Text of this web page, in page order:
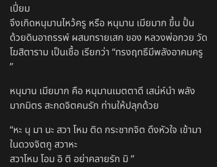
เปี่ยม
จึงเกิดหนุมานไหว้ครู หรือ หนุมาน เมียมาก ขึ้น ปั้น
ด้วยดินอาถรรพ์ ผสมทรายเสก ของ หลวงพ่อกวย วัด
โฆสิตาราม เป็นเชื้อ เรียกว่า “ทรงฤทธีมีพลังอาคมครู
”
หนุมาน เมียมาก คือ หนุมานเมตตาดี เสน่ห์นำ พลัง
มากมิตร สะกดจิตคนรัก ท่านให้ปลุกด้วย
“หะ นุ มา นะ สวา โหม ติด กระชากจิต ดึงหัวใจ เข้ามา
ในดวงจิตกู สวาหะ
สวาโหม โอม อิ ติ อย่าคลายรัก มิ ”